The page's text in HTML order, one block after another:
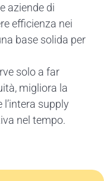
aziende di
efficienza nei
base solida per
solo a far
migliora la
supply
nel tempo.